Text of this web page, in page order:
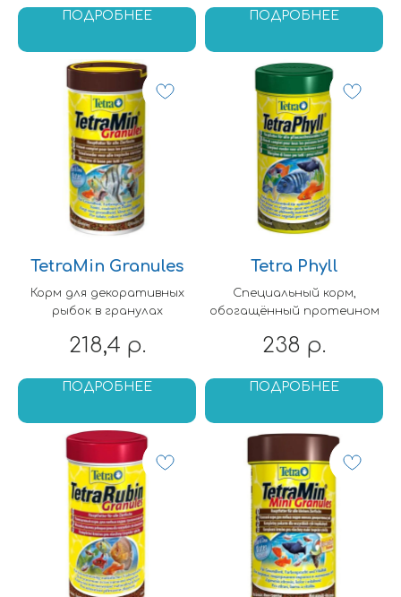
ПОДРОБНЕЕ ПОДРОБНЕЕ
TetraMin Granules
Корм для декоративных
рыбок в гранулах
218,4 р.
ПОДРОБНЕЕ
Tetra Phyll
Специальный корм,
обогащённый протеином
238 р.
ПОДРОБНЕЕ